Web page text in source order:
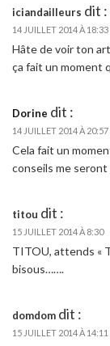
iciandailleurs dit :
14 JUILLET 2014 À 18:33
Hâte de voir ton
ça fait un moment
Dorine dit :
14 JUILLET 2014 À 20:57
Cela fait un
conseils me
titou dit :
15 JUILLET 2014 À 8:30
TITOU, attends «
bisous…….
domdom dit :
15 JUILLET 2014 À 14:11